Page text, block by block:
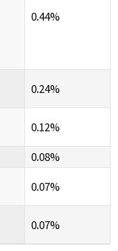
0.44%
0.24%
0.12%
0.08%
0.07%
0.07%